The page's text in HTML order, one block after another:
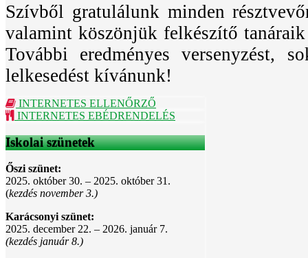
Szívből gratulálunk minden
valamint köszönjük felkészítő
További eredményes versenyzést,
lelkesedést kívánunk!
INTERNETES ELLENŐRZŐ
INTERNETES EBÉDRENDELÉS
Iskolai szünetek
Őszi szünet:
2025. október 30. – 2025. október 31.
(kezdés november 3.)
Karácsonyi szünet:
2025. december 22. – 2026. január 7.
(kezdés január 8.)